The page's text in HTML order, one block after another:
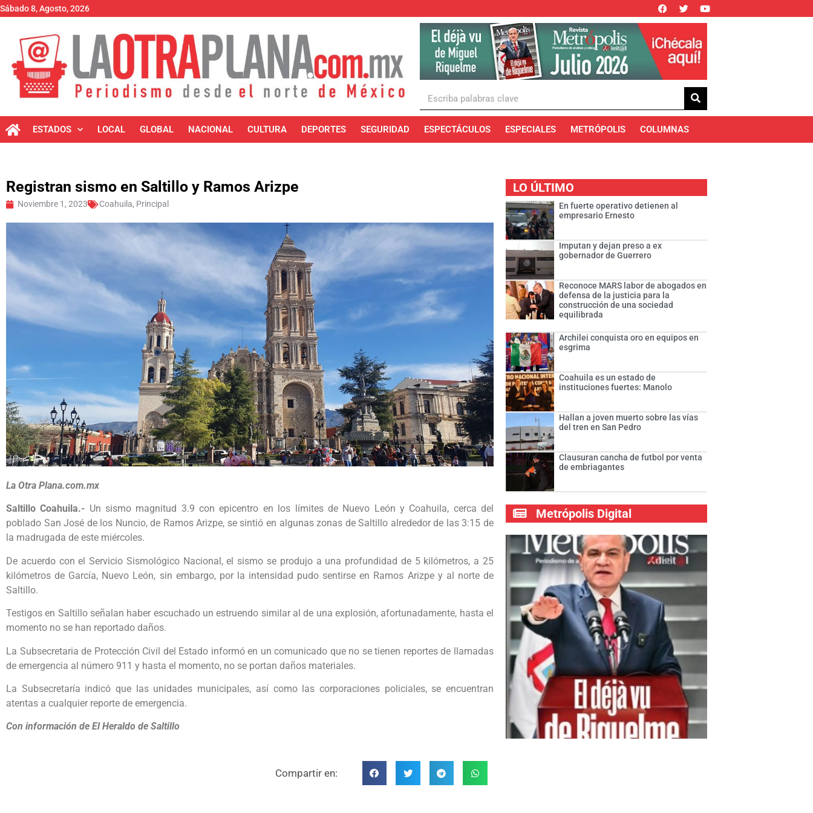
Sábado 8, Agosto, 2026
ESTADOS LOCAL GLOBAL NACIONAL CULTURA DEPORTES SEGURIDAD ESPECTÁCULOS ESPECIALES METRÓPOLIS COLUMNAS
Registran sismo en Saltillo y Ramos Arizpe
Noviembre 1, 2023 Coahuila, Principal
La Otra Plana.com.mx
Saltillo Coahuila.- Un sismo magnitud 3.9 con epicentro en los límites de Nuevo León y Coahuila, cerca del
poblado San José de los Nuncio, de Ramos Arizpe, se sintió en algunas zonas de Saltillo alrededor de las 3:15 de
la madrugada de este miércoles.
De acuerdo con el Servicio Sismológico Nacional, el sismo se produjo a una profundidad de 5 kilómetros, a 25
kilómetros de García, Nuevo León, sin embargo, por la intensidad pudo sentirse en Ramos Arizpe y al norte de
Saltillo.
Testigos en Saltillo señalan haber escuchado un estruendo similar al de una explosión, afortunadamente, hasta el
momento no se han reportado daños.
La Subsecretaria de Protección Civil del Estado informó en un comunicado que no se tienen reportes de llamadas
de emergencia al número 911 y hasta el momento, no se portan daños materiales.
La Subsecretaría indicó que las unidades municipales, así como las corporaciones policiales, se encuentran
atentas a cualquier reporte de emergencia.
Con información de El Heraldo de Saltillo
Compartir en:
LO ÚLTIMO
En fuerte operativo detienen al
empresario Ernesto
Imputan y dejan preso a ex
gobernador de Guerrero
Reconoce MARS labor de abogados en
defensa de la justicia para la
construcción de una sociedad
equilibrada
Archilei conquista oro en equipos en
esgrima
Coahuila es un estado de
instituciones fuertes: Manolo
Hallan a joven muerto sobre las vías
del tren en San Pedro
Clausuran cancha de futbol por venta
de embriagantes
Metrópolis Digital